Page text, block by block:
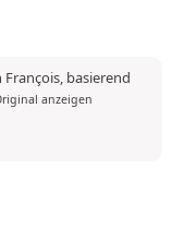
basierend
anzeigen